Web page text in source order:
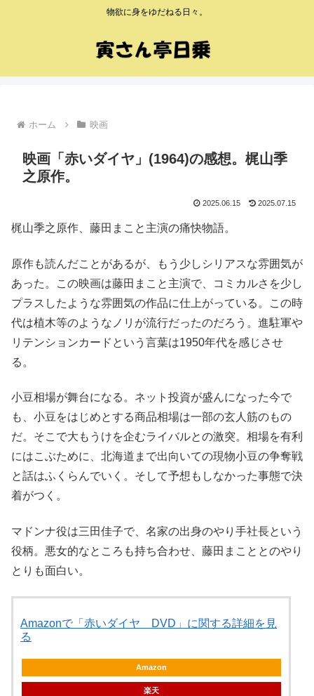
物欲に身をゆだねる日々。
ホーム 映画
映画「赤いダイヤ」(1964)の感想。梶山季
之原作。
2025.06.15 2025.07.15
梶山季之原作、藤田まこと主演の痛快物語。
原作も読んだことがあるが、もう少しシリアスな雰囲気が
あった。この映画は藤田まこと主演で、コミカルさを少し
プラスしたような雰囲気の作品に仕上がっている。この時
代は植木等のようなノリが流行だったのだろう。進駐軍や
リテンションカードという言葉は1950年代を感じさせ
る。
小豆相場が舞台になる。ネット投資が盛んになった今で
も、小豆をはじめとする商品相場は一部の玄人筋のもの
だ。そこで大もうけを企むライバルとの激突。相場を有利
にはこぶために、北海道まで出向いての現物小豆の争奪戦
と話はふくらんでいく。そして予想もしなかった事態で決
着がつく。
マドンナ役は三田佳子で、名家の出身のやり手社長という
役柄。悪女的なところも持ち合わせ、藤田まこととのやり
とりも面白い。
Amazonで「赤いダイヤ DVD」に関する詳細を見
る
Amazon
楽天